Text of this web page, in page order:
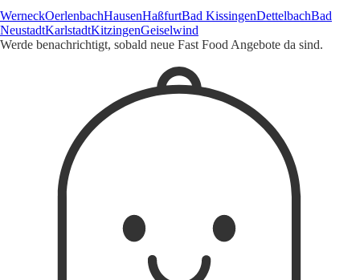
WerneckOerlenbachHausenHaßfurtBad KissingenDettelbachBad
NeustadtKarlstadtKitzingenGeiselwind
Werde benachrichtigt, sobald neue Fast Food Angebote da sind.